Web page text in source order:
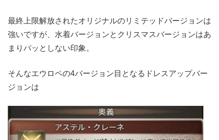
最終上限解放されたオリジナルのリミテッドバージョンは
強いですが、水着バージョンとクリスマスバージョンはあ
まりパッとしない印象。
そんなエウロペの4バージョン目となるドレスアップバー
ジョンは